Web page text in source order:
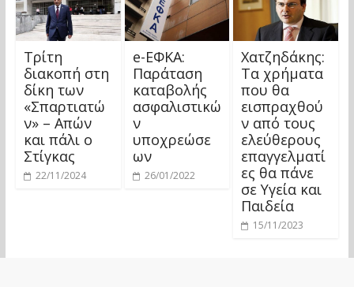
Τρίτη
διακοπή στη
δίκη των
«Σπαρτιατώ
ν» – Απών
και πάλι ο
Στίγκας
22/11/2024
e-ΕΦΚΑ:
Παράταση
καταβολής
ασφαλιστικώ
ν
υποχρεώσε
ων
26/01/2022
Χατζηδάκης:
Τα χρήματα
που θα
εισπραχθού
ν από τους
ελεύθερους
επαγγελματί
ες θα πάνε
σε Υγεία και
Παιδεία
15/11/2023